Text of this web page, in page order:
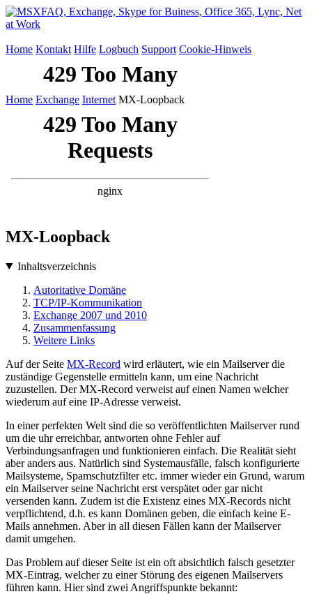
Home Kontakt Hilfe Logbuch Support Cookie-Hinweis
Home Exchange Internet MX-Loopback
MX-Loopback
Inhaltsverzeichnis
Autoritative Domäne
TCP/IP-Kommunikation
Exchange 2007 und 2010
Zusammenfassung
Weitere Links
Auf der Seite MX-Record wird erläutert, wie ein Mailserver die
zuständige Gegenstelle ermitteln kann, um eine Nachricht
zuzustellen. Der MX-Record verweist auf einen Namen welcher
wiederum auf eine IP-Adresse verweist.
In einer perfekten Welt sind die so veröffentlichten Mailserver rund
um die uhr erreichbar, antworten ohne Fehler auf
Verbindungsanfragen und funktionieren einfach. Die Realität sieht
aber anders aus. Natürlich sind Systemausfälle, falsch konfigurierte
Mailsysteme, Spamschutzfilter etc. immer wieder ein Grund, warum
ein Mailserver seine Nachricht erst verspätet oder gar nicht
versenden kann. Zudem ist die Existenz eines MX-Records nicht
verpflichtend, d.h. es kann Domänen geben, die einfach keine E-
Mails annehmen. Aber in all diesen Fällen kann der Mailserver
damit umgehen.
Das Problem auf dieser Seite ist ein oft absichtlich falsch gesetzter
MX-Eintrag, welcher zu einer Störung des eigenen Mailservers
führen kann. Hier sind zwei Angriffspunkte bekannt: